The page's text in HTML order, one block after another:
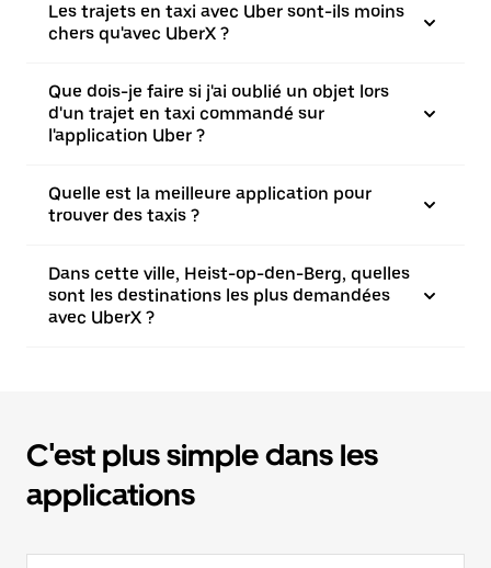
Les trajets en taxi avec Uber sont-ils moins
chers qu'avec UberX ?
Que dois-je faire si j'ai oublié un objet lors
d'un trajet en taxi commandé sur
l'application Uber ?
Quelle est la meilleure application pour
trouver des taxis ?
Dans cette ville, Heist-op-den-Berg, quelles
sont les destinations les plus demandées
avec UberX ?
C'est plus simple dans les
applications